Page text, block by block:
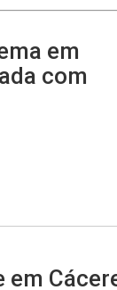
em
com
em